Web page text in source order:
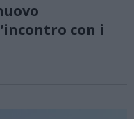
con i